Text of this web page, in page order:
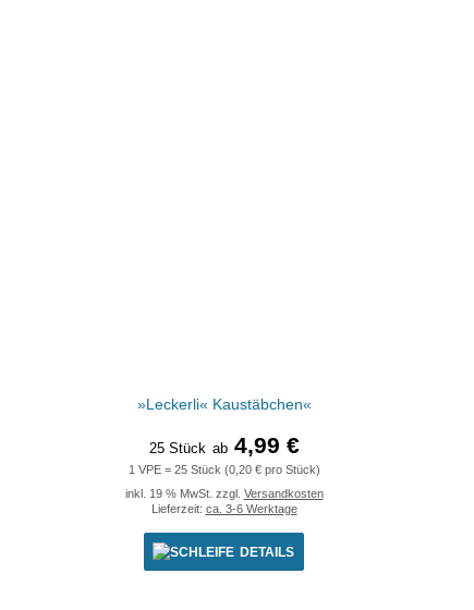
»Leckerli« Kaustäbchen«
25 Stück ab 4,99 €
1 VPE = 25 Stück (0,20 € pro Stück)
inkl. 19 % MwSt. zzgl. Versandkosten
Lieferzeit: ca. 3-6 Werktage
DETAILS